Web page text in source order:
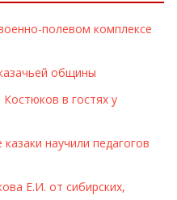
полевом комплексе
общины
в гостях у
научили педагогов
Е.И. от сибирских,